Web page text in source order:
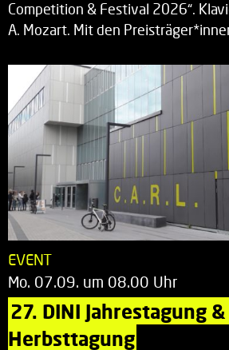
Competition & Festival 2026“.
A. Mozart. Mit den
EVENT
Mo. 07.09. um 08.00 Uhr
27. DINI Jahrestagung
Herbsttagung